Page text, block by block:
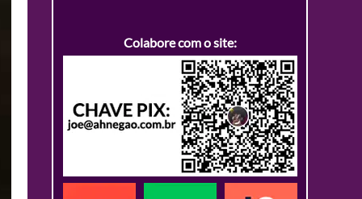
Colabore com o site: